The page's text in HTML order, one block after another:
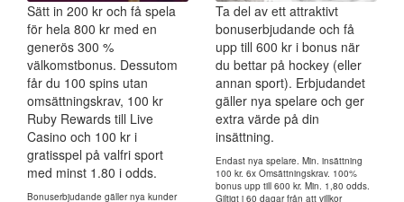
Sätt in 200 kr och få spela
för hela 800 kr med en
generös 300 %
välkomstbonus. Dessutom
får du 100 spins utan
omsättningskrav, 100 kr
Ruby Rewards till Live
Casino och 100 kr i
gratisspel på valfri sport
med minst 1.80 i odds.
Bonuserbjudande gäller nya kunder
Ta del av ett attraktivt
bonuserbjudande och få
upp till 600 kr i bonus när
du bettar på hockey (eller
annan sport). Erbjudandet
gäller nya spelare och ger
extra värde på din
insättning.
Endast nya spelare. Min. insättning
100 kr. 6x Omsättningskrav. 100%
bonus upp till 600 kr. Min. 1,80 odds.
Giltigt i 60 dagar från att villkor